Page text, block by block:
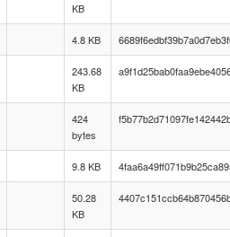
KB
4.8 KB
243.68
KB
424
bytes
9.8 KB
50.28
KB